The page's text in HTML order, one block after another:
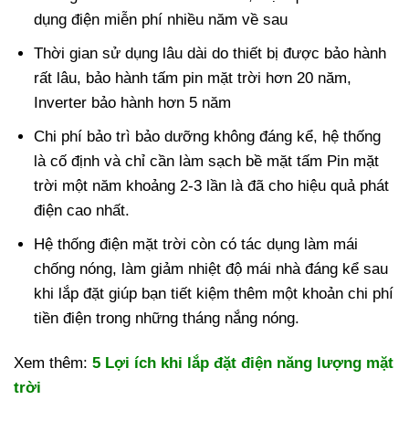
dụng điện miễn phí nhiều năm về sau
Thời gian sử dụng lâu dài do thiết bị được bảo hành
rất lâu, bảo hành tấm pin mặt trời hơn 20 năm,
Inverter bảo hành hơn 5 năm
Chi phí bảo trì bảo dưỡng không đáng kể, hệ thống
là cố định và chỉ cần làm sạch bề mặt tấm Pin mặt
trời một năm khoảng 2-3 lần là đã cho hiệu quả phát
điện cao nhất.
Hệ thống điện mặt trời còn có tác dụng làm mái
chống nóng, làm giảm nhiệt độ mái nhà đáng kể sau
khi lắp đặt giúp bạn tiết kiệm thêm một khoản chi phí
tiền điện trong những tháng nắng nóng.
Xem thêm: 5 Lợi ích khi lắp đặt điện năng lượng mặt
trời